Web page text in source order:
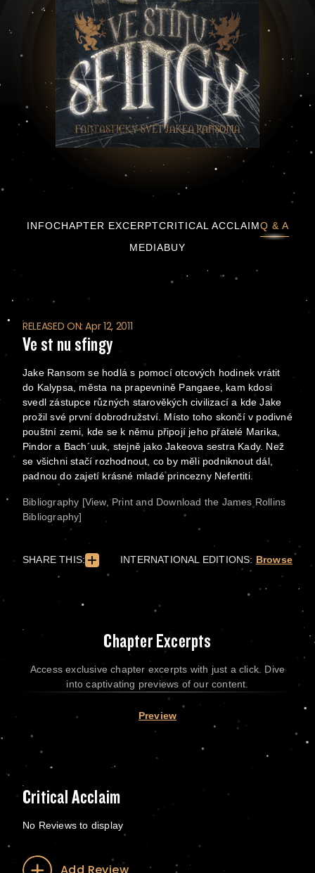
INFOCHAPTER EXCERPTCRITICAL ACCLAIMQ & A
MEDIABUY
RELEASED ON: Apr 12, 2011
Ve stínu sfingy
Jake Ransom se hodlá s pomocí otcových hodinek vrátit
do Kalypsa, města na prapevnině Pangaee, kam kdosi
svedl zástupce různých starověkých civilizací a kde Jake
prožil své první dobrodružství. Místo toho skončí v podivné
pouštní zemi, kde se k němu připojí jeho přátelé Marika,
Pindor a Bach´uuk, stejně jako Jakeova sestra Kady. Než
se všichni stačí rozhodnout, co by měli podniknout dál,
padnou do zajetí krásné mladé princezny Nefertiti.
Bibliography [View, Print and Download the James Rollins
Bibliography]
SHARE THIS: INTERNATIONAL EDITIONS: Browse
Chapter Excerpts
Access exclusive chapter excerpts with just a click. Dive
into captivating previews of our content.
Preview
Critical Acclaim
No Reviews to display